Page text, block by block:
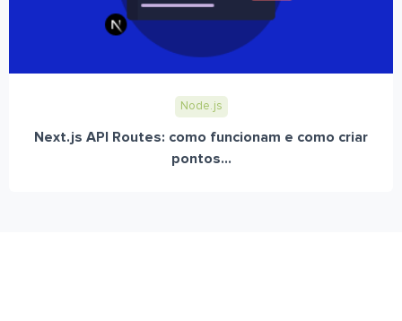
Node.js
Next.js API Routes: como funcionam e como criar
pontos...